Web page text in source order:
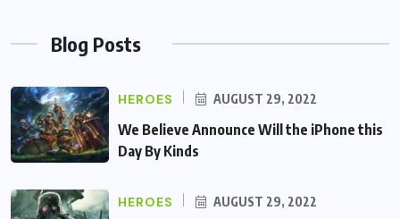
Blog Posts
HEROES AUGUST 29, 2022
We Believe Announce Will the iPhone this
Day By Kinds
HEROES AUGUST 29, 2022